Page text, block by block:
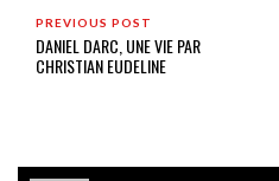
PREVIOUS POST
DANIEL DARC, UNE VIE PAR
CHRISTIAN EUDELINE